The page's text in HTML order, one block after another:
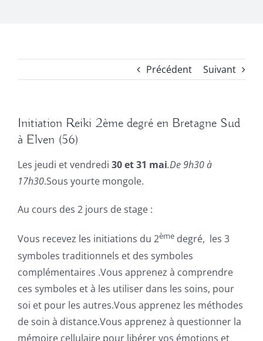
Précédent Suivant
Initiation Reiki 2ème degré en Bretagne Sud
à Elven (56)
Les jeudi et vendredi 30 et 31 mai.De 9h30 à
17h30.Sous yourte mongole.
Au cours des 2 jours de stage :
Vous recevez les initiations du 2ème degré, les 3
symboles traditionnels et des symboles
complémentaires .Vous apprenez à comprendre
ces symboles et à les utiliser dans les soins, pour
soi et pour les autres.Vous apprenez les méthodes
de soin à distance.Vous apprenez à questionner la
mémoire cellulaire pour libérer vos émotions et